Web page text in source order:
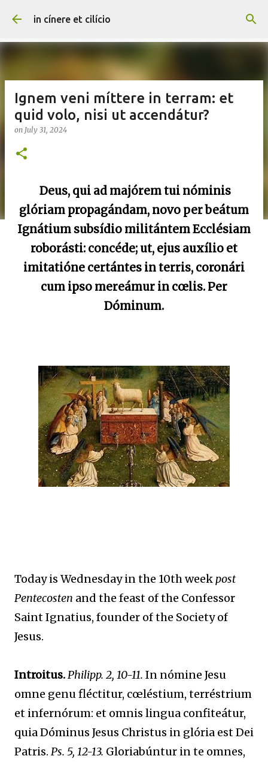
Skip to main content
in cínere et cilício
Ignem veni míttere in terram: et
quid volo, nisi ut accendátur?
on July 31, 2024
Deus, qui ad majórem tui nóminis
glóriam propagándam, novo per beátum
Ignátium subsídio militántem Ecclésiam
roborásti: concéde; ut, ejus auxílio et
imitatióne certántes in terris, coronári
cum ipso mereámur in cœlis. Per
Dóminum.
Today is Wednesday in the 10th weekpost
Pentecosten and the feast of the Confessor
Saint Ignatius, founder of the Society of
Jesus.
Introitus.Philipp. 2, 10-11. In nómine Jesu
omne genu fléctitur, cœléstium, terréstrium
et infernórum: et omnis lingua confiteátur,
quia Dóminus Jesus Christus in glória est Dei
Patris. Ps. 5, 12-13. Gloriabúntur in te omnes,